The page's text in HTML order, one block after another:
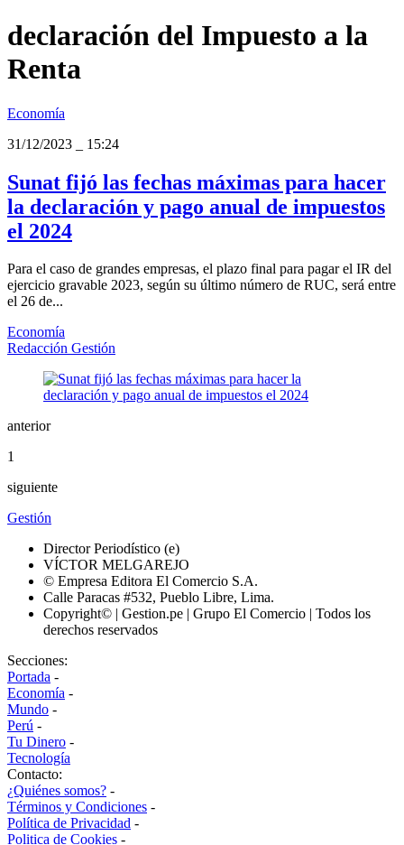
declaración del Impuesto a la
Renta
Economía
31/12/2023
15:24
Sunat fijó las fechas máximas para hacer
la declaración y pago anual de impuestos
el 2024
Para el caso de grandes empresas, el plazo final para pagar el IR del
ejercicio gravable 2023, según su último número de RUC, será entre
el 26 de...
Economía
Redacción Gestión
anterior
1
siguiente
Gestión
Director Periodístico (e)
VÍCTOR MELGAREJO
© Empresa Editora El Comercio S.A.
Calle Paracas #532, Pueblo Libre, Lima.
Copyright© | Gestion.pe | Grupo El Comercio | Todos los
derechos reservados
Secciones:
Portada -
Economía -
Mundo -
Perú -
Tu Dinero -
Tecnología
Contacto:
¿Quiénes somos? -
Términos y Condiciones -
Política de Privacidad -
Politica de Cookies -